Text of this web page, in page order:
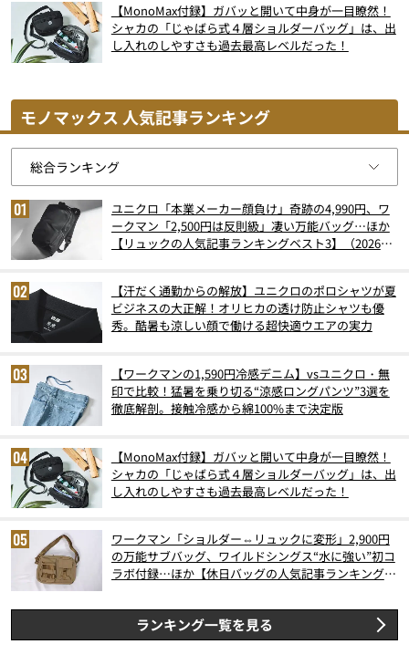
【MonoMax付録】ガバッと開いて中身が一目瞭然！
シャカの「じゃばら式４層ショルダーバッグ」は、出
し入れのしやすさも過去最高レベルだった！
モノマックス 人気記事ランキング
ユニクロ「本業メーカー顔負け」奇跡の4,990円、ワ
ークマン「2,500円は反則級」凄い万能バッグ…ほか
【リュックの人気記事ランキングベスト3】（2026年
【汗だく通勤からの解放】ユニクロのポロシャツが夏
ビジネスの大正解！オリヒカの透け防止シャツも優
秀。酷暑も涼しい顔で働ける超快適ウエアの実力
【ワークマンの1,590円冷感デニム】vsユニクロ・無
印で比較！猛暑を乗り切る“涼感ロングパンツ”3選を
徹底解剖。接触冷感から綿100%まで決定版
【MonoMax付録】ガバッと開いて中身が一目瞭然！
シャカの「じゃばら式４層ショルダーバッグ」は、出
し入れのしやすさも過去最高レベルだった！
ワークマン「ショルダー⇔リュックに変形」2,900円
の万能サブバッグ、ワイルドシングス“水に強い”初コ
ラボ付録…ほか【休日バッグの人気記事ランキングベ
ランキング一覧を見る